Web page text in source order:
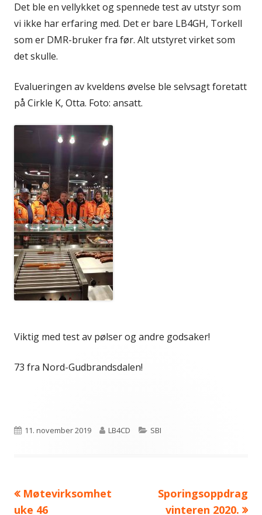
Det ble en vellykket og spennede test av utstyr som
vi ikke har erfaring med. Det er bare LB4GH, Torkell
som er DMR-bruker fra før. Alt utstyret virket som
det skulle.
Evalueringen av kveldens øvelse ble selvsagt foretatt
på Cirkle K, Otta. Foto: ansatt.
Viktig med test av pølser og andre godsaker!
73 fra Nord-Gudbrandsdalen!
Publisert
11. november 2019 Forfatter
LB4CD Kategorier
SBI
Innleggsnavigasjon
Forrige
artikkel:
Møtevirksomhet
uke 46
Neste
artikkel:
Sporingsoppdrag
vinteren 2020.